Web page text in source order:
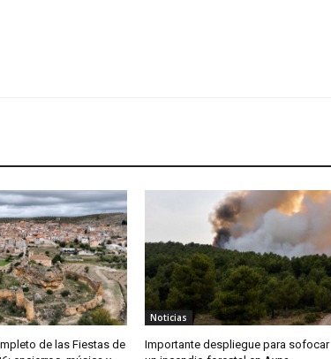
de las Fiestas de
Noticias
Importante despliegue para sofocar